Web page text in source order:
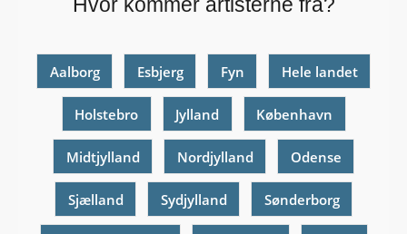
Hvor kommer artisterne fra?
Aalborg Esbjerg Fyn Hele landet
Holstebro Jylland København
Midtjylland Nordjylland Odense
Sjælland Sydjylland Sønderborg